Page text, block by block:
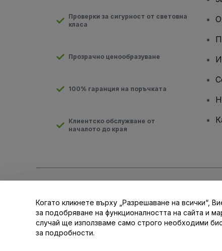
Проверки за сигурност от световна
класа
Прозрачно ценообразуване
100% гаранция на поръчката
Клиентско обслужване от
началото до края
С използването на този уебсайт се съгласявате с
Не споделяйте моята лична информация/Вашите опции за
Когато кликнете върху „Разрешаване на всички“,
за подобряване на функционалността на сайта и
случай ще използваме само строго необходими
за подробности.